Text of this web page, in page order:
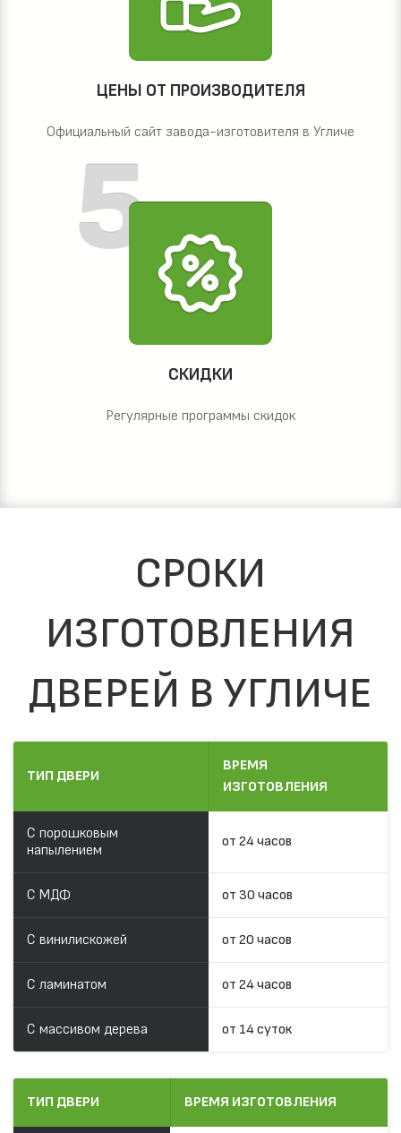
ЦЕНЫ ОТ ПРОИЗВОДИТЕЛЯ
Официальный сайт завода-изготовителя в Угличе
СКИДКИ
Регулярные программы скидок
СРОКИ
ИЗГОТОВЛЕНИЯ
ДВЕРЕЙ В УГЛИЧЕ
ТИП ДВЕРИ
ВРЕМЯ
ИЗГОТОВЛЕНИЯ
С порошковым
напылением
от 24 часов
С МДФ от 30 часов
С винилискожей от 20 часов
С ламинатом от 24 часов
С массивом дерева от 14 суток
ТИП ДВЕРИ ВРЕМЯ ИЗГОТОВЛЕНИЯ